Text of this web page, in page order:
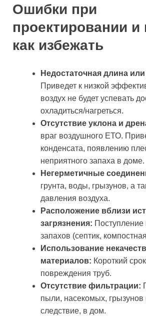
Ошибки при
проектировании
как избежать
Недостаточная длина
Приведет к низкой
воздух не будет успевать
охладиться/нагреться.
Отсутствие уклона и
враг воздушного ЕТО.
конденсата, появлению
неприятного запаха в доме.
Негерметичные
грунта, воды, грызунов, а
давления воздуха.
Расположение вблизи
загрязнения:
запахов (септик,
Использование
материалов: Короткий
повреждения труб.
Отсутствие фильтрации:
пыли, насекомых, грызунов
следствие, в дом.